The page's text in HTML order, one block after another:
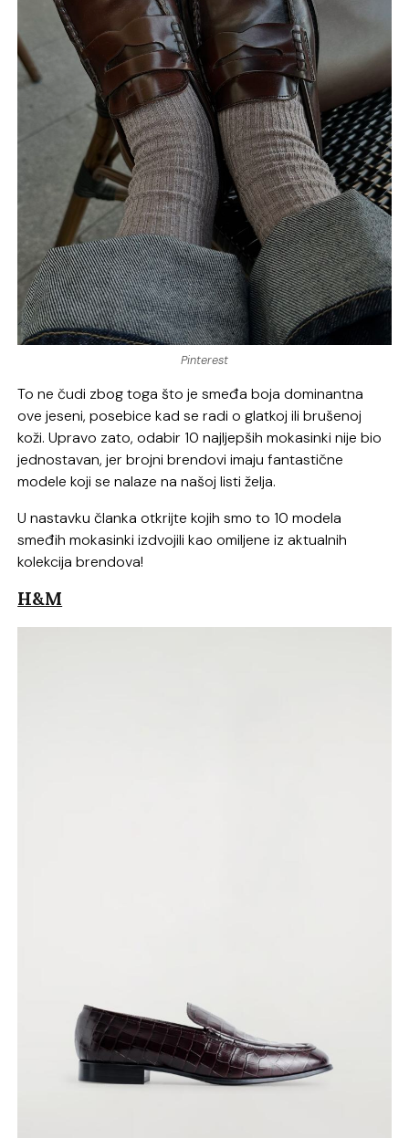
Pinterest
To ne čudi zbog toga što je smeđa boja dominantna
ove jeseni, posebice kad se radi o glatkoj ili brušenoj
koži. Upravo zato, odabir 10 najljepših mokasinki nije bio
jednostavan, jer brojni brendovi imaju fantastične
modele koji se nalaze na našoj listi želja.
U nastavku članka otkrijte kojih smo to 10 modela
smeđih mokasinki izdvojili kao omiljene iz aktualnih
kolekcija brendova!
H&M